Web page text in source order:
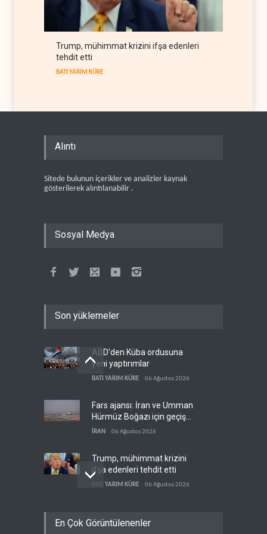
Trump, mühimmat krizini ifşa edenleri
tehdit etti
BATI YARIM KÜRE
Alıntı
Sitede bulunun içerikler ve analizler kaynak
gösterilerek alıntılanabilir .
Sosyal Medya
Son yüklemeler
ABD'den Küba ordusuna
yeni yaptırımlar
BATI YARIM KÜRE 06 Ağustos 2026
Fars ajansı: İran ve Umman
Hürmüz Boğazı için geçiş
koridorlarında anlaştı
İRAN 06 Ağustos 2026
Trump, mühimmat krizini
ifşa edenleri tehdit etti
BATI YARIM KÜRE 06 Ağustos 2026
Şeria'da işgalci
En Çok Görüntülenenler